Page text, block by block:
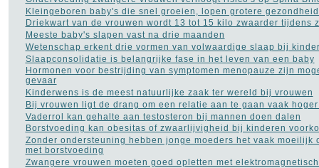
Slapeloosheid(129)
Slechte adem (5)
Stress(45)
Trombose(1)
Vaginale infecties (10)
Vaginisme - schedekramp
(2)
Verkoudheid(12)
Vitamines(77)
Voedingssupplementen
(110)
Voet - pijn aan de voet (3)
Ziekte van Bechterew
Ziekte van Crohn(3)
Kleingeboren baby's die snel groeien, lopen grotere
Driekwart van de vrouwen wordt 13 tot 15 kilo zwaarder tijdens
Meeste baby's slapen vast na drie maanden
Wetenschap erkent drie vormen van volwaardige slaap bij
Slaapconsolidatie is belangrijke fase in het leven van een baby
Hormonen voor bestrijding van symptomen menopauze zijn
gevaar
Kinderwens is de meest natuurlijke zaak ter wereld bij vrouwen
Bij vrouwen ligt de drang om een relatie aan te gaan vaak
Vaderrol kan gehalte aan testosteron bij mannen doen dalen
Borstvoeding kan obesitas of zwaarlijvigheid bij kinderen
Zonder ondersteuning hebben jonge moeders het vaak moeilijk
met borstvoeding
Zwangere vrouwen moeten goed opletten met